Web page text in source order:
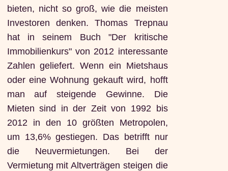
bieten, nicht so groß, wie die meisten
Investoren denken. Thomas Trepnau
hat in seinem Buch "Der kritische
Immobilienkurs" von 2012 interessante
Zahlen geliefert. Wenn ein Mietshaus
oder eine Wohnung gekauft wird, hofft
man auf steigende Gewinne. Die
Mieten sind in der Zeit von 1992 bis
2012 in den 10 größten Metropolen,
um 13,6% gestiegen. Das betrifft nur
die Neuvermietungen. Bei der
Vermietung mit Altverträgen steigen die